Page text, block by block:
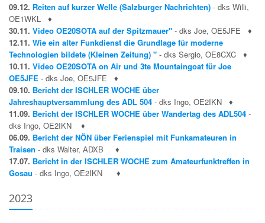
09.12. Reiten auf kurzer Welle (Salzburger Nachrichten) - dks Willi,
OE1WKL
♦
30.11. Video OE20SOTA auf der Spitzmauer" - dks Joe, OE5JFE
♦
12.11. Wie ein alter Funkdienst die Grundlage für moderne
Technologien bildete (Kleinen Zeitung) " - dks Sergio, OE8CXC
♦
10.11. Video OE20SOTA on Air und 3te Mountaingoat für Joe
OE5JFE - dks Joe, OE5JFE
♦
09.10. Bericht der ISCHLER WOCHE über
Jahreshauptversammlung des ADL 504 - dks Ingo, OE2IKN
♦
11.09. Bericht der ISCHLER WOCHE über Wandertag des ADL504 -
dks Ingo, OE2IKN
♦
06.09. Bericht der NÖN über Ferienspiel mit Funkamateuren in
Traisen - dks Walter, ADXB
♦
17.07. Bericht in der ISCHLER WOCHE zum Amateurfunktreffen in
Gosau - dks Ingo, OE2IKN ♦
2023